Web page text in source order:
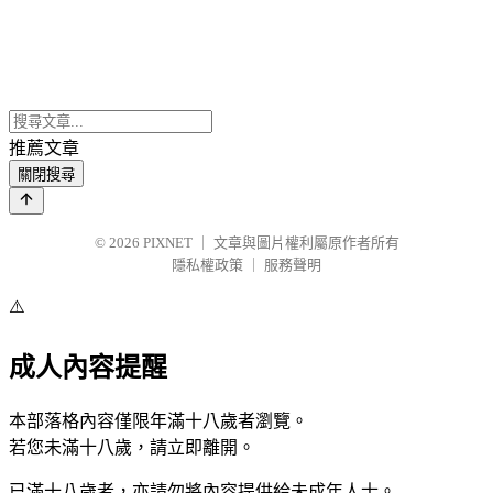
推薦文章
關閉搜尋
© 2026 PIXNET
文章與圖片權利屬原作者所有
隱私權政策
服務聲明
⚠️
成人內容提醒
本部落格內容僅限年滿十八歲者瀏覽。
若您未滿十八歲，請立即離開。